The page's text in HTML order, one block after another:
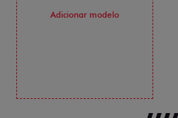
Adicionar modelo